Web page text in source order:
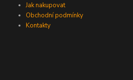
Jak nakupovat
Obchodní podmínky
Kontakty